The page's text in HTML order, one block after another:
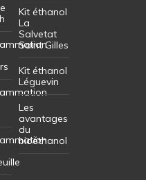
Kit éthanol
La
Salvetat
Saint Gilles
Kit éthanol
Léguevin
Les
avantages
du
bioéthanol